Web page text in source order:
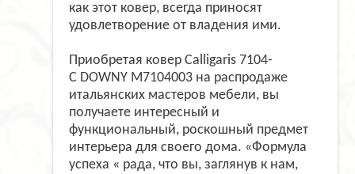
как этот ковер, всегда приносят
удовлетворение от владения ими.
Приобретая ковер Calligaris 7104-
C DOWNY M7104003 на распродаже
итальянских мастеров мебели, вы
получаете интересный и
функциональный, роскошный предмет
интерьера для своего дома. «Формула
успеха « рада, что вы, заглянув к нам,